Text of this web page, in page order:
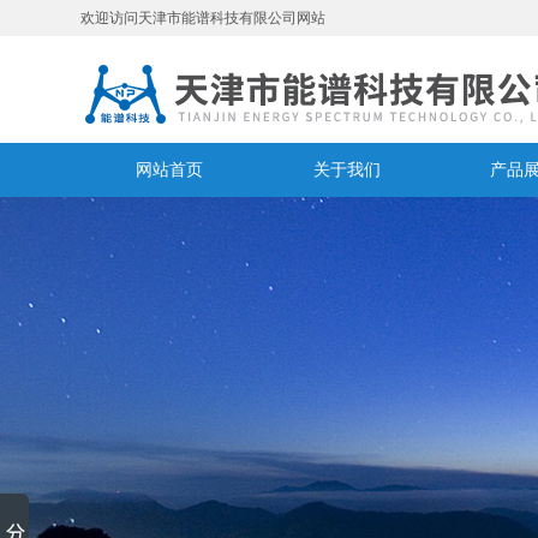
欢迎访问天津市能谱科技有限公司网站
网站首页 关于我们 产品